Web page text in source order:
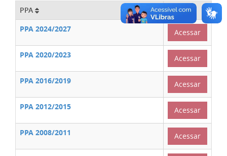
PPA
PPA 2024/2027
Acessar
PPA 2020/2023 Acessar
PPA 2016/2019 Acessar
PPA 2012/2015 Acessar
PPA 2008/2011 Acessar